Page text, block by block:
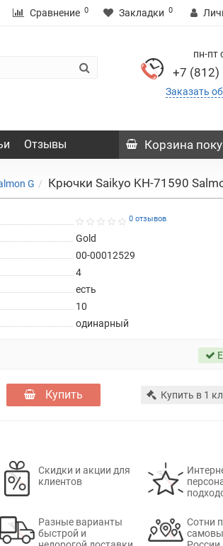
Сравнение 0 Закладки 0
пн-пт
+7 (812)
Заказать
Отзывы Корзина
G Крючки Saikyo KH-71590
0 отзывов
Gold
00-00012529
4
есть
10
одинарный
Купить Купить в 1
Скидки и акции для
клиентов
Разные варианты
быстрой и
Сотни